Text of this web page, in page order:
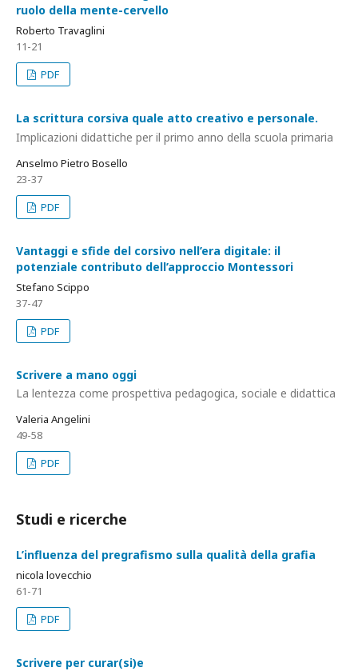
ruolo della mente-cervello
Roberto Travaglini
11-21
PDF
La scrittura corsiva quale atto creativo e personale.
Implicazioni didattiche per il primo anno della scuola primaria
Anselmo Pietro Bosello
23-37
PDF
Vantaggi e sfide del corsivo nell’era digitale: il
potenziale contributo dell’approccio Montessori
Stefano Scippo
37-47
PDF
Scrivere a mano oggi
La lentezza come prospettiva pedagogica, sociale e didattica
Valeria Angelini
49-58
PDF
Studi e ricerche
L’influenza del pregrafismo sulla qualità della grafia
nicola lovecchio
61-71
PDF
Scrivere per curar(si)e